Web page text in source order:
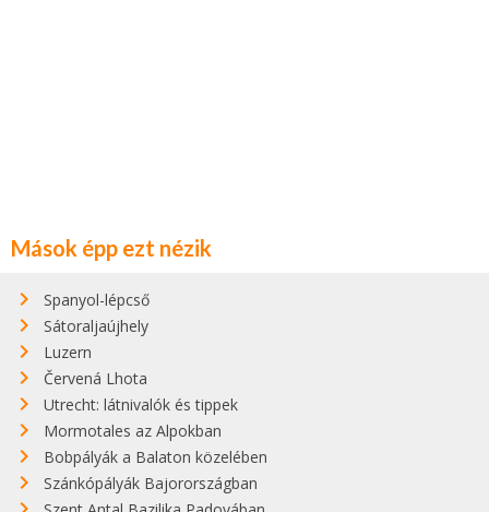
Mások épp ezt nézik
Spanyol-lépcső
Sátoraljaújhely
Luzern
Červená Lhota
Utrecht: látnivalók és tippek
Mormotales az Alpokban
Bobpályák a Balaton közelében
Szánkópályák Bajorországban